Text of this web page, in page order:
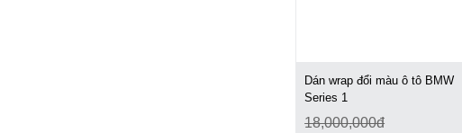
Dán wrap đổi màu ô tô BMW
Series 1
18,000,000đ